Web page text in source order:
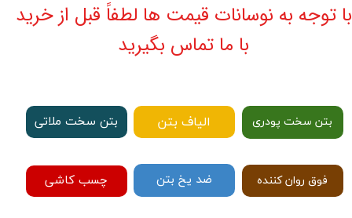
با توجه به نوسانات قیمت ها لطفاً قبل از خرید
با ما تماس بگیرید
بتن سخت پودری بتن سخت ملاتی الیاف بتن
چسب کاشی فوق روان کننده ضد یخ بتن